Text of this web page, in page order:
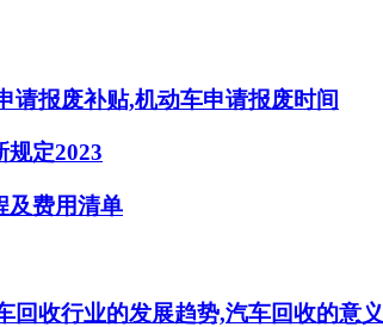
请报废补贴,机动车申请报废时间
规定2023
及费用清单
回收行业的发展趋势,汽车回收的意义